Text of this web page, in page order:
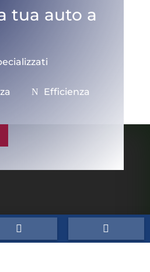
tua auto a
Efficienza
 